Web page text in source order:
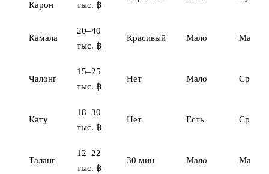
Карон
тыс. ฿
Камала
20–40
тыс. ฿
Красивый Мало Мало
Чалонг
15–25
тыс. ฿
Нет Мало
Кату
18–30
тыс. ฿
Нет Есть
Таланг
12–22
тыс. ฿
30 мин Мало Мало